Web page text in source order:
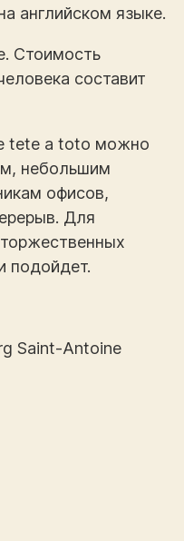
английском языке.
Стоимость
составит
tete a toto можно
небольшим
офисов,
Для
подойдет.
Saint-Antoine